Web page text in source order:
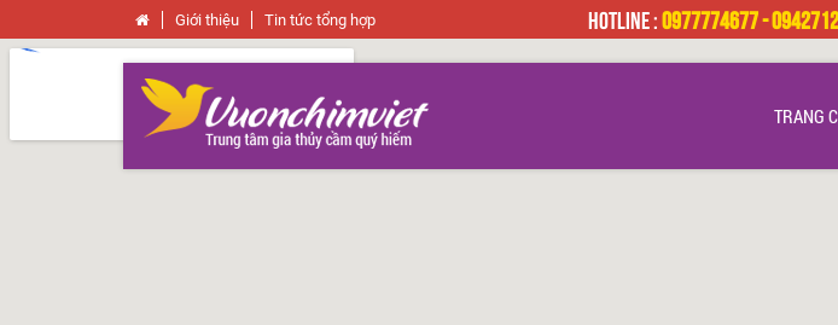
Giới thiệu Tin tức tổng hợp HOTLINE :0977774677 -
TRANG